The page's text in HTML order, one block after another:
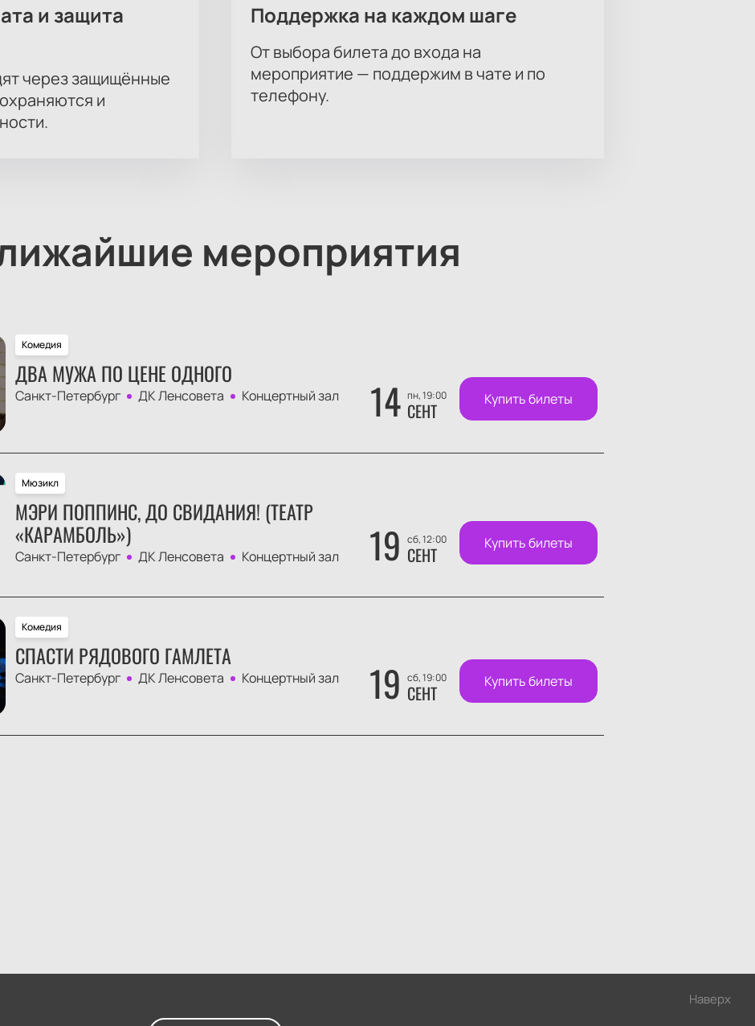
и защита
через защищённые
и
Поддержка на каждом шаге
От выбора билета до входа на
мероприятие — поддержим в чате и по
телефону.
мероприятия
Комедия
ДВА МУЖА ПО ЦЕНЕ ОДНОГО
Санкт-Петербург ДК Ленсовета Концертный зал 14 пн, 19:00
СЕНТ Купить билеты
Мюзикл
МЭРИ ПОППИНС, ДО СВИДАНИЯ! (ТЕАТР
«КАРАМБОЛЬ»)
Санкт-Петербург ДК Ленсовета Концертный зал 19 сб, 12:00
СЕНТ Купить билеты
Комедия
СПАСТИ РЯДОВОГО ГАМЛЕТА
Санкт-Петербург ДК Ленсовета Концертный зал 19 сб, 19:00
СЕНТ Купить билеты
Наверх